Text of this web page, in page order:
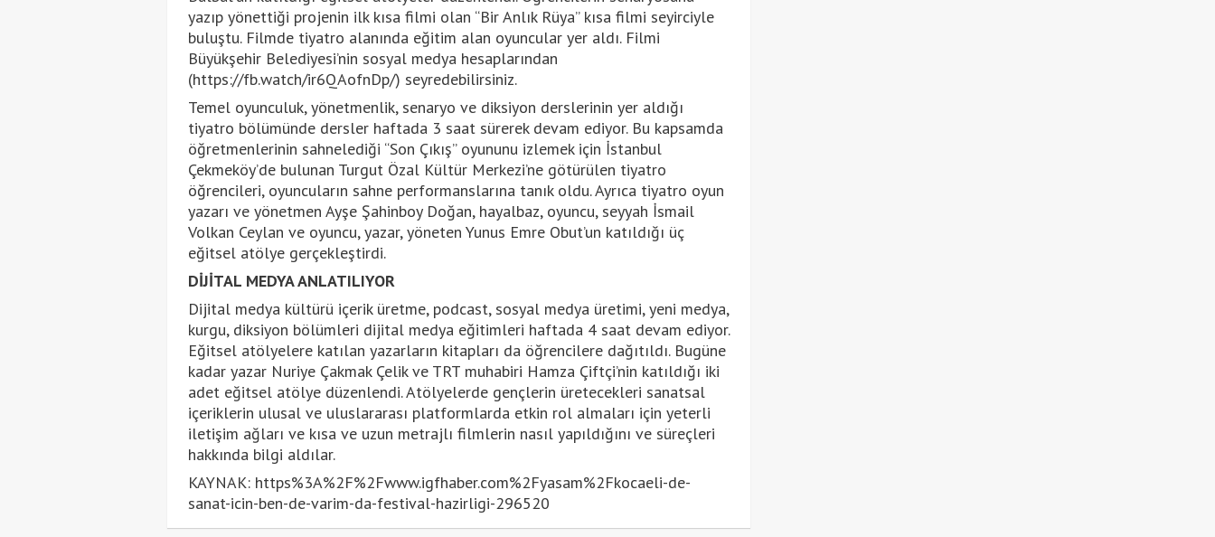
yazıp yönettiği projenin ilk kısa filmi olan “Bir Anlık Rüya” kısa filmi seyirciyle
buluştu. Filmde tiyatro alanında eğitim alan oyuncular yer aldı. Filmi
Büyükşehir Belediyesi’nin sosyal medya hesaplarından
(https://fb.watch/ir6QAofnDp/) seyredebilirsiniz.
Temel oyunculuk, yönetmenlik, senaryo ve diksiyon derslerinin yer aldığı
tiyatro bölümünde dersler haftada 3 saat sürerek devam ediyor. Bu kapsamda
öğretmenlerinin sahnelediği “Son Çıkış” oyununu izlemek için İstanbul
Çekmeköy’de bulunan Turgut Özal Kültür Merkezi’ne götürülen tiyatro
öğrencileri, oyuncuların sahne performanslarına tanık oldu. Ayrıca tiyatro oyun
yazarı ve yönetmen Ayşe Şahinboy Doğan, hayalbaz, oyuncu, seyyah İsmail
Volkan Ceylan ve oyuncu, yazar, yöneten Yunus Emre Obut’un katıldığı üç
eğitsel atölye gerçekleştirdi.
DİJİTAL MEDYA ANLATILIYOR
Dijital medya kültürü içerik üretme, podcast, sosyal medya üretimi, yeni medya,
kurgu, diksiyon bölümleri dijital medya eğitimleri haftada 4 saat devam ediyor.
Eğitsel atölyelere katılan yazarların kitapları da öğrencilere dağıtıldı. Bugüne
kadar yazar Nuriye Çakmak Çelik ve TRT muhabiri Hamza Çiftçi’nin katıldığı iki
adet eğitsel atölye düzenlendi. Atölyelerde gençlerin üretecekleri sanatsal
içeriklerin ulusal ve uluslararası platformlarda etkin rol almaları için yeterli
iletişim ağları ve kısa ve uzun metrajlı filmlerin nasıl yapıldığını ve süreçleri
hakkında bilgi aldılar.
KAYNAK: https%3A%2F%2Fwww.igfhaber.com%2Fyasam%2Fkocaeli-de-
sanat-icin-ben-de-varim-da-festival-hazirligi-296520